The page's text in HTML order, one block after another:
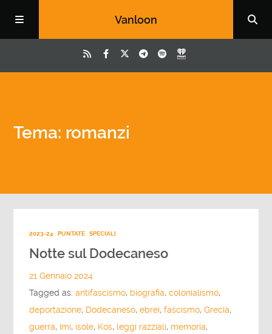
Vanloon
Tema: romanzi
2023-24 PUNTATE SPECIALI
Notte sul Dodecaneso
21 Gennaio 2024
Tagged as:antifascismo, biografia,colonialismo,
deportazione, Dodecaneso,ebrei,fascismo,Grecia,
guerra, Imi, isole, Kos, leggi razziali, memoria,